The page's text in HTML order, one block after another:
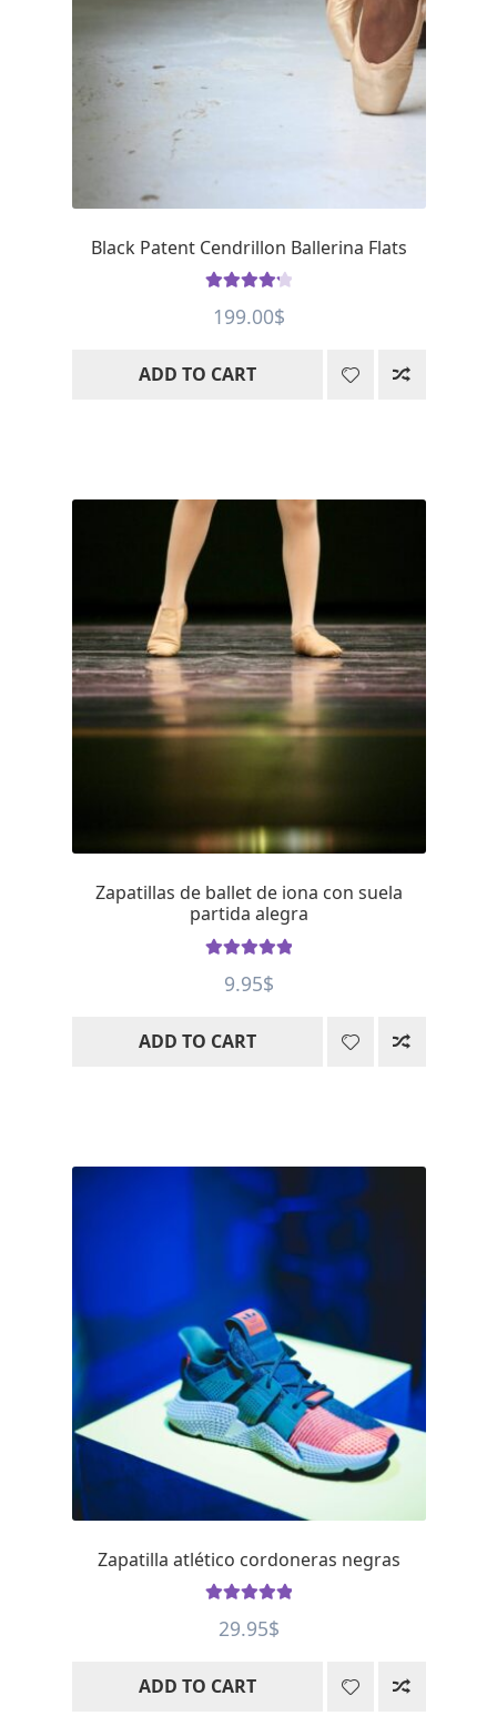
Black Patent Cendrillon Ballerina Flats
out of 5
199.00$
ADD TO CART
Zapatillas de ballet de iona con suela
partida alegra
of 5
9.95$
ADD TO CART
Zapatilla atlético cordoneras negras
of 5
29.95$
ADD TO CART